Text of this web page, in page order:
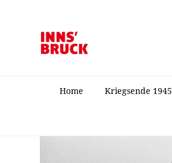
Home Kriegsende 1945